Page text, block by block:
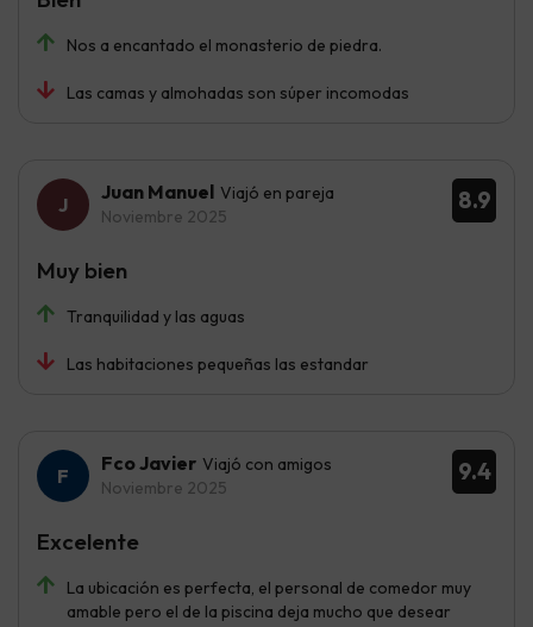
Nos a encantado el monasterio de piedra.
Las camas y almohadas son súper incomodas
8.9
Juan Manuel Viajó en pareja
Noviembre 2025
Tranquilidad y las aguas
Las habitaciones pequeñas las estandar
Muy bien
9.4
Fco Javier Viajó con amigos
Noviembre 2025
La ubicación es perfecta, el personal de comedor muy
amable pero el de la piscina deja mucho que desear
Excelente